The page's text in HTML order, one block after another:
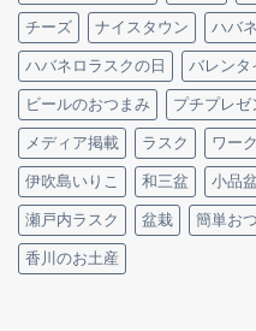
チーズ ナイスタウン ハバ
ハバネロラスクの日 バレンタ
ビールのおつまみ プチプレゼ
メディア掲載 ラスク ワー
伊吹島いりこ 和三盆 小品
瀬戸内ラスク 盆栽 簡単お
香川のお土産